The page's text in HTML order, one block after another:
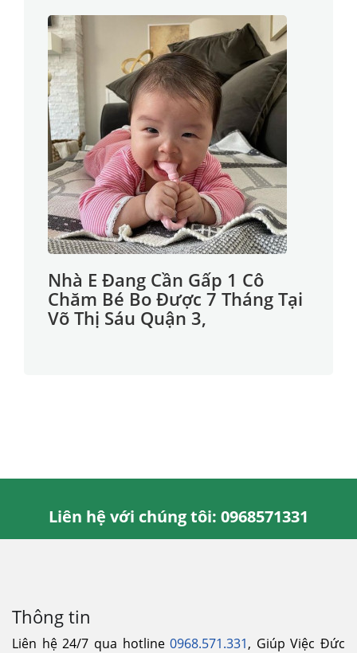
Nhà E Đang Cần Gấp 1 Cô
Chăm Bé Bo Được 7 Tháng Tại
Võ Thị Sáu Quận 3,
Liên hệ với chúng tôi: 0968571331
Thông tin
Liên hệ 24/7 qua hotline0968.571.331, Giúp Việc Đức